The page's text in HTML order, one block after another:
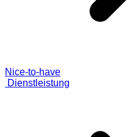
Nice-to-have
Dienstleistung